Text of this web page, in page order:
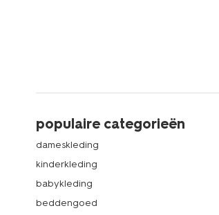
populaire categorieën
dameskleding
kinderkleding
babykleding
beddengoed